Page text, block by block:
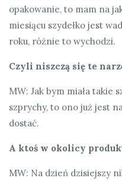
opakowanie, to mam na
miesiącu szydełko jest
roku, różnie to wychodzi.
Czyli niszczą się te
MW: Jak bym miała takie
szprychy, to ono już jest
dostać.
A ktoś w okolicy
MW: Na dzień dzisiejszy